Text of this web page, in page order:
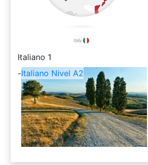
-
Italiano 1
-Italiano Nivel A2